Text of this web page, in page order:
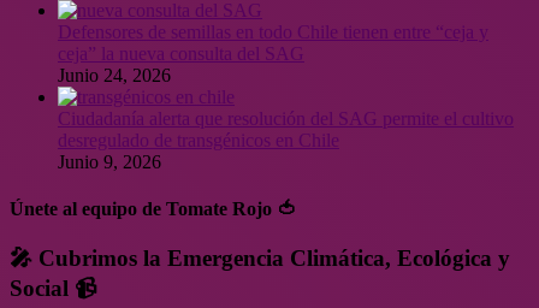
Defensores de semillas en todo Chile tienen entre “ceja y
ceja” la nueva consulta del SAG
Junio 24, 2026
Ciudadanía alerta que resolución del SAG permite el cultivo
desregulado de transgénicos en Chile
Junio 9, 2026
Únete al equipo de Tomate Rojo 🍅
🎤 Cubrimos la Emergencia Climática, Ecológica y
Social 📹